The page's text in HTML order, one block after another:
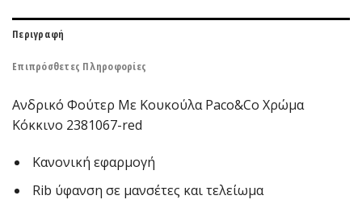
Περιγραφή
Επιπρόσθετες Πληροφορίες
Ανδρικό Φούτερ Με Κουκούλα Paco&Co Χρώμα
Κόκκινο 2381067-red
Κανονική εφαρμογή
Rib ύφανση σε μανσέτες και τελείωμα